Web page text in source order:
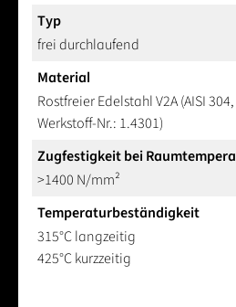
Typ
frei durchlaufend
Material
Rostfreier Edelstahl V2A (AISI
Werkstoff-Nr.: 1.4301)
Zugfestigkeit bei
>1400 N/mm²
Temperaturbeständigkeit
315°C langzeitig
425°C kurzzeitig